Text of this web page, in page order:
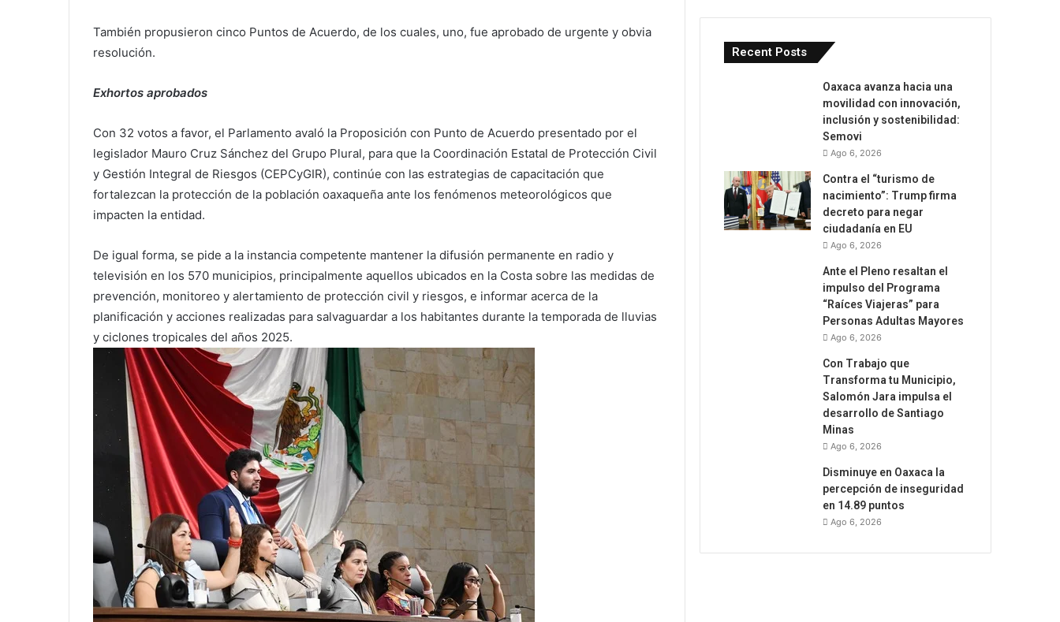
También propusieron cinco Puntos de Acuerdo, de los cuales, uno, fue aprobado de urgente y obvia
resolución.
Exhortos aprobados
Con 32 votos a favor, el Parlamento avaló la Proposición con Punto de Acuerdo presentado por el
legislador Mauro Cruz Sánchez del Grupo Plural, para que la Coordinación Estatal de Protección Civil
y Gestión Integral de Riesgos (CEPCyGIR), continúe con las estrategias de capacitación que
fortalezcan la protección de la población oaxaqueña ante los fenómenos meteorológicos que
impacten la entidad.
De igual forma, se pide a la instancia competente mantener la difusión permanente en radio y
televisión en los 570 municipios, principalmente aquellos ubicados en la Costa sobre las medidas de
prevención, monitoreo y alertamiento de protección civil y riesgos, e informar acerca de la
planificación y acciones realizadas para salvaguardar a los habitantes durante la temporada de lluvias
y ciclones tropicales del años 2025.
Recent Posts
Oaxaca avanza hacia una
movilidad con innovación,
inclusión y sostenibilidad:
Semovi
Ago 6, 2026
Contra el “turismo de
nacimiento”: Trump firma
decreto para negar
ciudadanía en EU
Ago 6, 2026
Ante el Pleno resaltan el
impulso del Programa
“Raíces Viajeras” para
Personas Adultas Mayores
Ago 6, 2026
Con Trabajo que
Transforma tu Municipio,
Salomón Jara impulsa el
desarrollo de Santiago
Minas
Ago 6, 2026
Disminuye en Oaxaca la
percepción de inseguridad
en 14.89 puntos
Ago 6, 2026